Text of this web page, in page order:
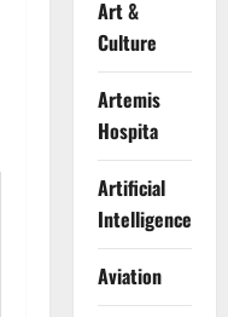
Art &
Culture
Artemis
Hospita
Artificial
Intelligence
Aviation